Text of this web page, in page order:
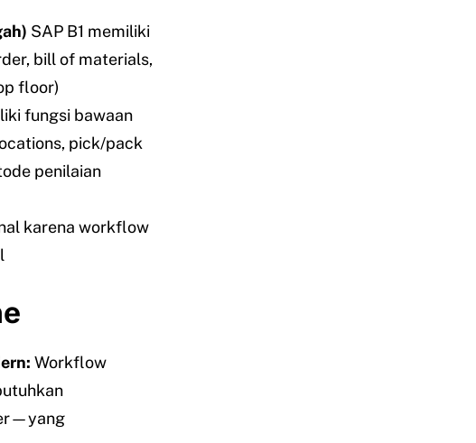
SAP B1 memiliki
bill of materials,
floor)
fungsi bawaan
pick/pack
penilaian
karena workflow
Workflow